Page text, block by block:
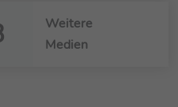
Weitere
Medien